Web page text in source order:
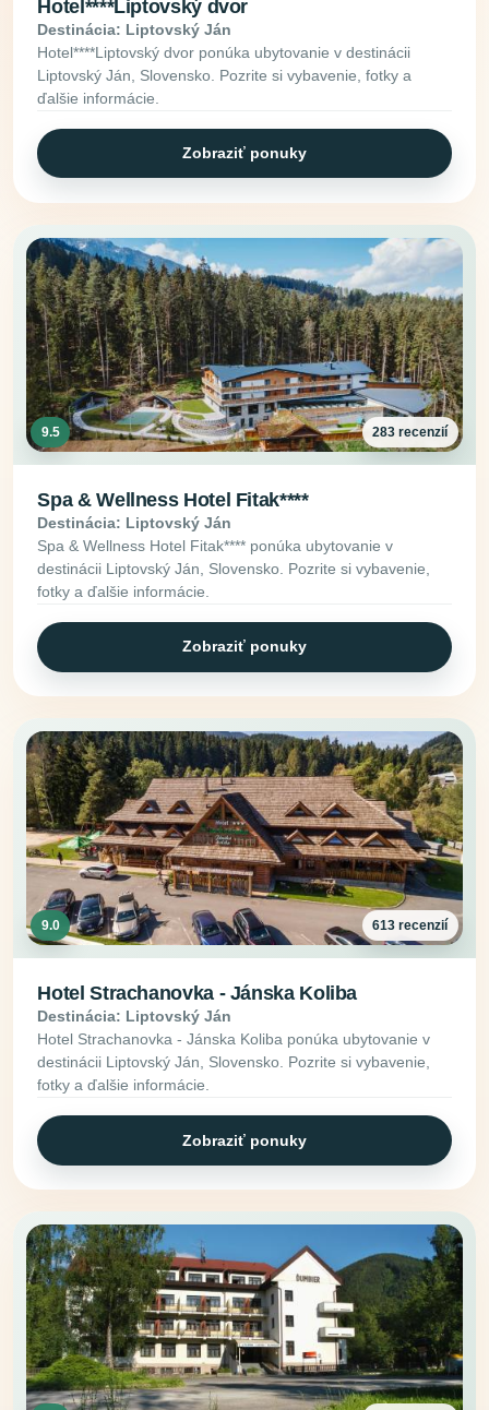
Hotel****Liptovský dvor
Destinácia: Liptovský Ján
Hotel****Liptovský dvor ponúka ubytovanie v destinácii
Liptovský Ján, Slovensko. Pozrite si vybavenie, fotky a
ďalšie informácie.
Zobraziť ponuky
9.5 283 recenzií
Spa & Wellness Hotel Fitak****
Destinácia: Liptovský Ján
Spa & Wellness Hotel Fitak**** ponúka ubytovanie v
destinácii Liptovský Ján, Slovensko. Pozrite si vybavenie,
fotky a ďalšie informácie.
Zobraziť ponuky
9.0 613 recenzií
Hotel Strachanovka - Jánska Koliba
Destinácia: Liptovský Ján
Hotel Strachanovka - Jánska Koliba ponúka ubytovanie v
destinácii Liptovský Ján, Slovensko. Pozrite si vybavenie,
fotky a ďalšie informácie.
Zobraziť ponuky